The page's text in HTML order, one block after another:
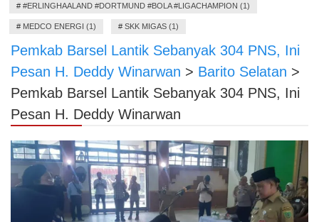
# #ERLINGHAALAND #DORTMUND #BOLA #LIGACHAMPION (1)
# MEDCO ENERGI (1) # SKK MIGAS (1)
Pemkab Barsel Lantik Sebanyak 304 PNS, Ini
Pesan H. Deddy Winarwan > Barito Selatan >
Pemkab Barsel Lantik Sebanyak 304 PNS, Ini
Pesan H. Deddy Winarwan